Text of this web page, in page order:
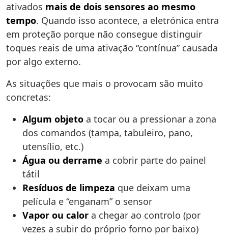
ativados mais de dois sensores ao mesmo
tempo. Quando isso acontece, a eletrónica entra
em proteção porque não consegue distinguir
toques reais de uma ativação “contínua” causada
por algo externo.
As situações que mais o provocam são muito
concretas:
Algum objeto a tocar ou a pressionar a zona
dos comandos (tampa, tabuleiro, pano,
utensílio, etc.)
Água ou derrame a cobrir parte do painel
tátil
Resíduos de limpeza que deixam uma
película e “enganam” o sensor
Vapor ou calor a chegar ao controlo (por
vezes a subir do próprio forno por baixo)